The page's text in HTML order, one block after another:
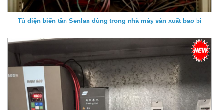
Tủ điện biến tần Senlan dùng trong nhà máy sản xuất bao bì